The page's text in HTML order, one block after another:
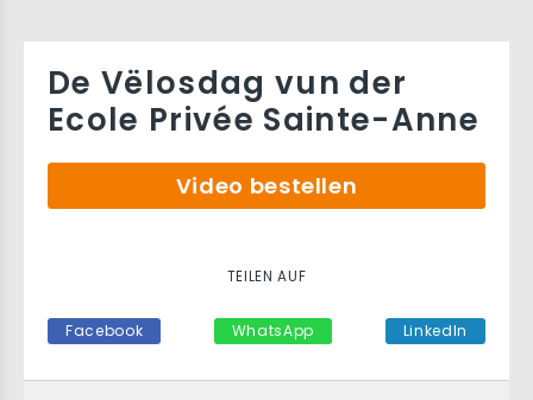
De Vëlosdag vun der
Ecole Privée Sainte-Anne
Video bestellen
TEILEN AUF
Facebook WhatsApp LinkedIn